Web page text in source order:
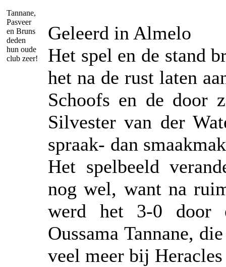
Tannane,
Pasveer
en Bruns
deden
hun oude
club zeer!
Geleerd in Almelo
Het spel en de stand
het na de rust laten
Schoofs en de door
Silvester van der
spraak- dan
Het spelbeeld
nog wel, want na
werd het 3-0 door
Oussama Tannane,
veel meer bij